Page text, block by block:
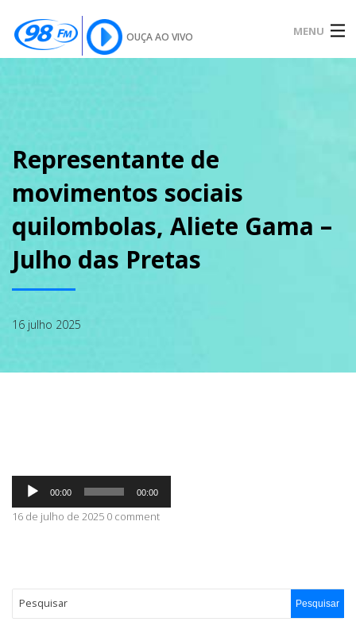
OUÇA AO VIVO MENU
SOBRE
PODCAST
GALERIA
Representante de
movimentos sociais
quilombolas, Aliete Gama –
Julho das Pretas
16 julho 2025
Tocador
áudio
00:00 00:00
16 de julho de 2025 0 comment